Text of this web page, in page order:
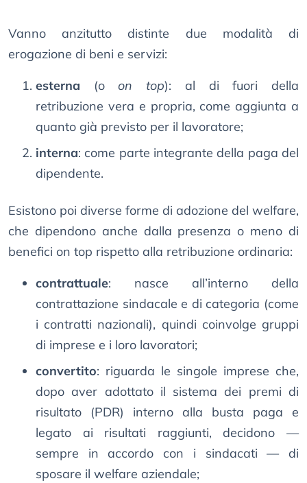
Vanno anzitutto distinte due modalità di
erogazione di beni e servizi:
esterna (oon top): al di fuori della
retribuzione vera e propria, come aggiunta a
quanto già previsto per il lavoratore;
interna: come parte integrante della paga del
dipendente.
Esistono poi diverse forme di adozione del welfare,
che dipendono anche dalla presenza o meno di
benefici on top rispetto alla retribuzione ordinaria:
contrattuale: nasce all’interno della
contrattazione sindacale e di categoria (come
i contratti nazionali), quindi coinvolge gruppi
di imprese e i loro lavoratori;
convertito: riguarda le singole imprese che,
dopo aver adottato il sistema dei premi di
risultato (PDR) interno alla busta paga e
legato ai risultati raggiunti, decidono —
sempre in accordo con i sindacati — di
sposare il welfare aziendale;